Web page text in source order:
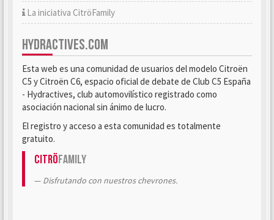
La iniciativa CitröFamily
HYDRACTIVES.COM
Esta web es una comunidad de usuarios del modelo Citroën
C5 y Citroën C6, espacio oficial de debate de Club C5 España
- Hydractives, club automovilístico registrado como
asociación nacional sin ánimo de lucro.
El registro y acceso a esta comunidad es totalmente
gratuito.
CitröFamily
Disfrutando con nuestros chevrones.